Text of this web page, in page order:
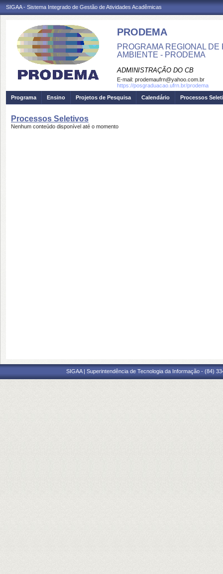
SIGAA - Sistema Integrado de Gestão de Atividades Acadêmicas
PRODEMA
PROGRAMA REGIONAL
AMBIENTE - PRODEMA
ADMINISTRAÇÃO DO CB
E-mail: prodemaufrn@yahoo.com.br
https://posgraduacao.ufrn.br/prodema
Programa
Ensino Projetos de Pesquisa Calendário Processos
Processos Seletivos
Nenhum conteúdo disponível até o momento
SIGAA | Superintendência de Tecnologia da Informação - (84)